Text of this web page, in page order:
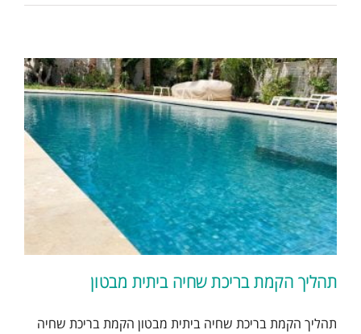
תהליך הקמת בריכת שחיה ביתית מבטון
תהליך הקמת בריכת שחיה ביתית מבטון הקמת בריכת שחיה